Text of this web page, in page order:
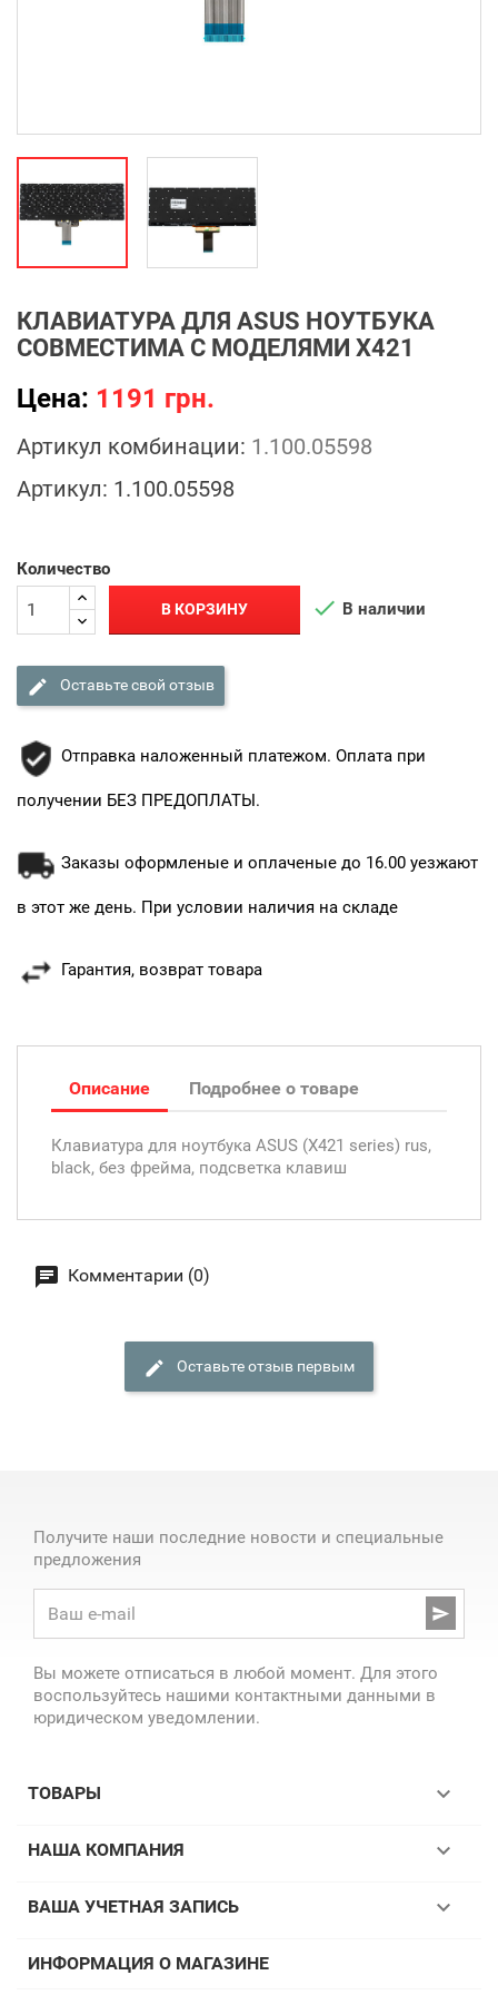
КЛАВИАТУРА ДЛЯ ASUS НОУТБУКА
СОВМЕСТИМА С МОДЕЛЯМИ X421
Цена: 1191 грн.
Артикул комбинации: 1.100.05598
Артикул: 1.100.05598
Количество
В КОРЗИНУ  В наличии
Оставьте свой отзыв
Отправка наложенный платежом. Оплата при
получении БЕЗ ПРЕДОПЛАТЫ.
Заказы оформленые и оплаченые до 16.00 уезжают
в этот же день. При условии наличия на складе
Гарантия, возврат товара
Описание Подробнее о товаре
Клавиатура для ноутбука ASUS (X421 series) rus,
black, без фрейма, подсветка клавиш
Комментарии (0)
Оставьте отзыв первым
Получите наши последние новости и специальные
предложения

Вы можете отписаться в любой момент. Для этого
воспользуйтесь нашими контактными данными в
юридическом уведомлении.
ТОВАРЫ 
НАША КОМПАНИЯ 
ВАША УЧЕТНАЯ ЗАПИСЬ 
ИНФОРМАЦИЯ О МАГАЗИНЕ